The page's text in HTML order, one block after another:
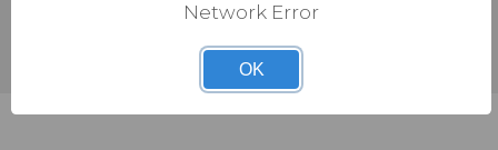
Network Error
OK